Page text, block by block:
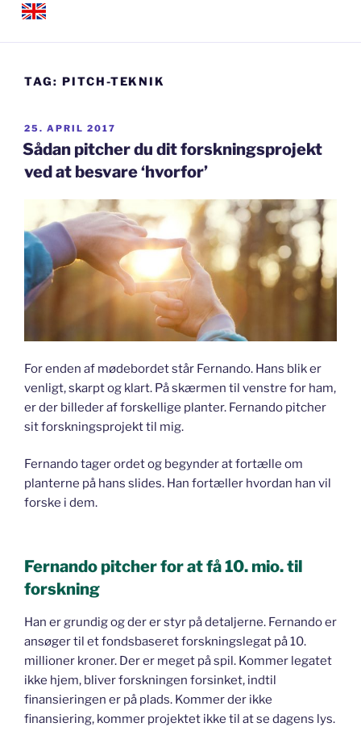
TAG: PITCH-TEKNIK
UDGIVET
DEN
25. APRIL 2017
Sådan pitcher du dit forskningsprojekt
ved at besvare ‘hvorfor’
For enden af mødebordet står Fernando. Hans blik er
venligt, skarpt og klart. På skærmen til venstre for ham,
er der billeder af forskellige planter. Fernando pitcher
sit forskningsprojekt til mig.
Fernando tager ordet og begynder at fortælle om
planterne på hans slides. Han fortæller hvordan han vil
forske i dem.
Fernando pitcher for at få 10. mio. til
forskning
Han er grundig og der er styr på detaljerne. Fernando er
ansøger til et fondsbaseret forskningslegat på 10.
millioner kroner. Der er meget på spil. Kommer legatet
ikke hjem, bliver forskningen forsinket, indtil
finansieringen er på plads. Kommer der ikke
finansiering, kommer projektet ikke til at se dagens lys.